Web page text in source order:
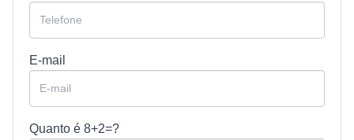
E-mail
Quanto é 8+2=?